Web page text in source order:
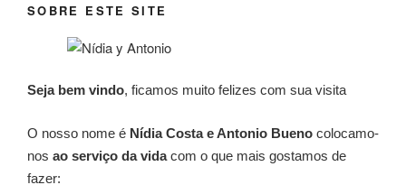
SOBRE ESTE SITE
Seja bem vindo, ficamos muito felizes com sua visita
O nosso nome é Nídia Costa e Antonio Bueno colocamo-
nos ao serviço da vidacom o que mais gostamos de
fazer: